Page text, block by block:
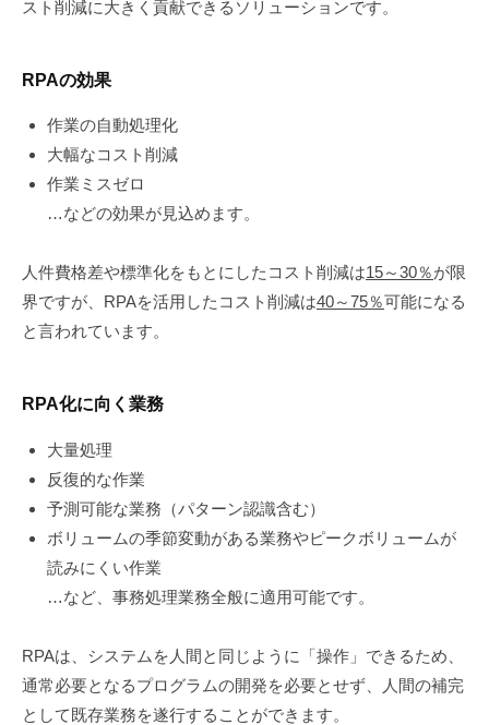
スト削減に大きく貢献できるソリューションです。
RPAの効果
作業の自動処理化
大幅なコスト削減
作業ミスゼロ
…などの効果が見込めます。
人件費格差や標準化をもとにしたコスト削減は15～30％が限
界ですが、RPAを活用したコスト削減は40～75％可能になる
と言われています。
RPA化に向く業務
大量処理
反復的な作業
予測可能な業務（パターン認識含む）
ボリュームの季節変動がある業務やピークボリュームが
読みにくい作業
…など、事務処理業務全般に適用可能です。
RPAは、システムを人間と同じように「操作」できるため、
通常必要となるプログラムの開発を必要とせず、人間の補完
として既存業務を遂行することができます。